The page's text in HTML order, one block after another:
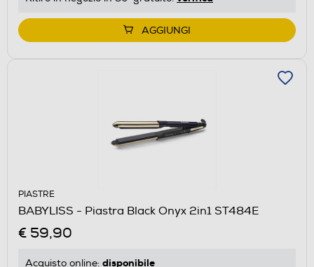
AGGIUNGI
PIASTRE
BABYLISS - Piastra Black Onyx 2in1 ST484E
€ 59,90
Acquisto online: disponibile